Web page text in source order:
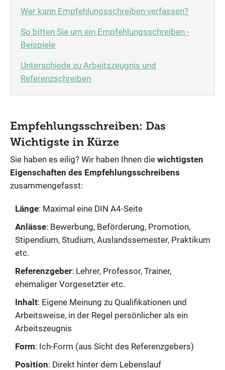
Wer kann Empfehlungsschreiben verfassen?
So bitten Sie um ein Empfehlungsschreiben -
Beispiele
Unterschiede zu Arbeitszeugnis und
Referenzschreiben
Empfehlungsschreiben: Das
Wichtigste in Kürze
Sie haben es eilig? Wir haben Ihnen die wichtigsten
Eigenschaften des Empfehlungsschreibens
zusammengefasst:
Länge: Maximal eine DIN A4-Seite
Anlässe: Bewerbung, Beförderung, Promotion,
Stipendium, Studium, Auslandssemester, Praktikum
etc.
Referenzgeber: Lehrer, Professor, Trainer,
ehemaliger Vorgesetzter etc.
Inhalt: Eigene Meinung zu Qualifikationen und
Arbeitsweise, in der Regel persönlicher als ein
Arbeitszeugnis
Form: Ich-Form (aus Sicht des Referenzgebers)
Position: Direkt hinter dem Lebenslauf